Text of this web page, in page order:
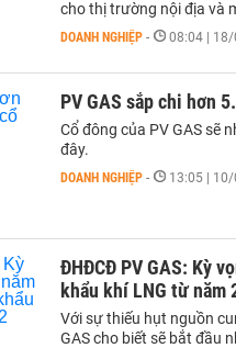
cho thị trường nội địa và
DOANH NGHIỆP - 08:04 | 18/
PV GAS sắp chi hơn
Cổ đông của PV GAS sẽ
đây.
DOANH NGHIỆP - 13:05 |
ĐHĐCĐ PV GAS: Kỳ
khẩu khí LNG từ năm
Với sự thiếu hụt nguồn
GAS cho biết sẽ bắt đầu